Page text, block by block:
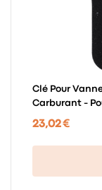
Clé Pour
Carburant -
23,02 €